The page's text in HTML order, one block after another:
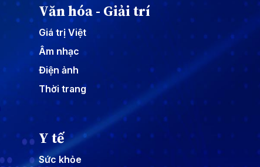
Văn hóa - Giải trí
Giá trị Việt
Âm nhạc
Điện ảnh
Thời trang
Y tế
Sức khỏe